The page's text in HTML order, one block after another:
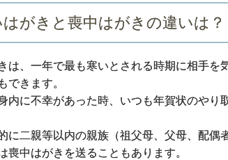
がきと喪中はがきの違いは？
は、一年で最も寒いとされる時期に相手を
できます。
内に不幸があった時、いつも年賀状のや
に二親等以内の親族（祖父母、父母、配
喪中はがきを送ることもあります。